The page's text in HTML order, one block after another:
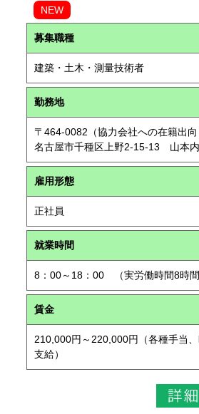
NEW
募集職種
建築・土木・測量技術者
勤務地
〒464-0082（協力会社への在籍出向
名古屋市千種区上野2-15-13 山本
雇用形態
正社員
就業時間
8：00～18：00 （実労働時間8時間
賃金
210,000円～220,000円（各種手当
支給）